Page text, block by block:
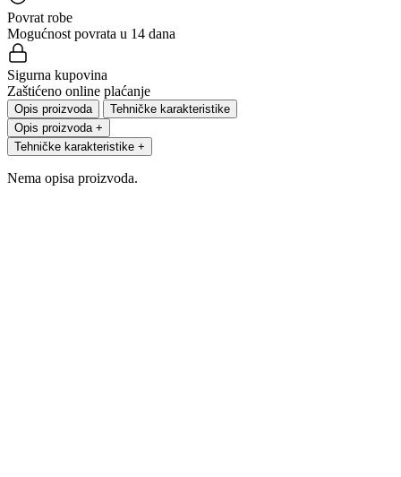
Povrat robe
Mogućnost povrata u 14 dana
Sigurna kupovina
Zaštićeno online plaćanje
Opis proizvoda
Tehničke karakteristike
Opis proizvoda +
Tehničke karakteristike +
Nema opisa proizvoda.